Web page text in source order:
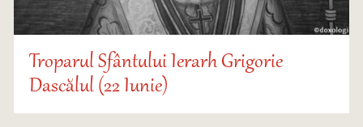
Troparul Sfântului Ierarh Grigorie
Dascălul (22 Iunie)